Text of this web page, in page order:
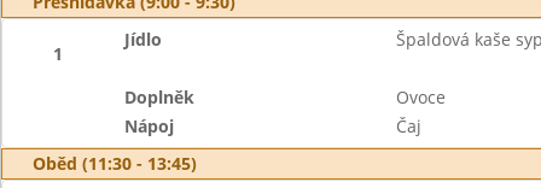
1
Jídlo Špaldová kaše
Doplněk
Ovoce
Nápoj
Čaj
Oběd (11:30 - 13:45)